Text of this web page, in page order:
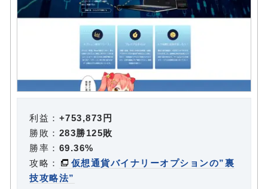
利益： +753,873円
勝敗： 283勝125敗
勝率： 69.36%
攻略：
仮想通貨バイナリーオプションの”裏
技攻略法”